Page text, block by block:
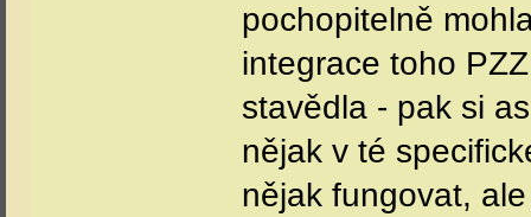
pochopitelně
integrace toho
stavědla - pak si
nějak v té
nějak fungovat,